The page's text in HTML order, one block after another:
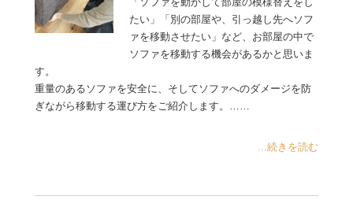
「ソファを動かして部屋の模様替えをし
たい」「別の部屋や、引っ越し先へソフ
ァを移動させたい」など、お部屋の中で
ソファを移動する機会があるかと思いま
す。
重量のあるソファを安全に、そしてソファへのダメージを防
ぎながら移動する運び方をご紹介します。……
...続きを読む